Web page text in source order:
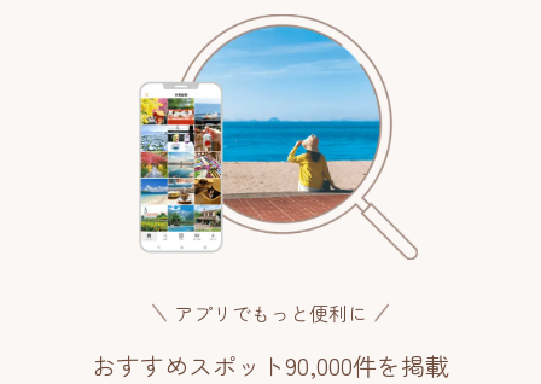
アプリでもっと便利に
おすすめスポット90,000件を掲載